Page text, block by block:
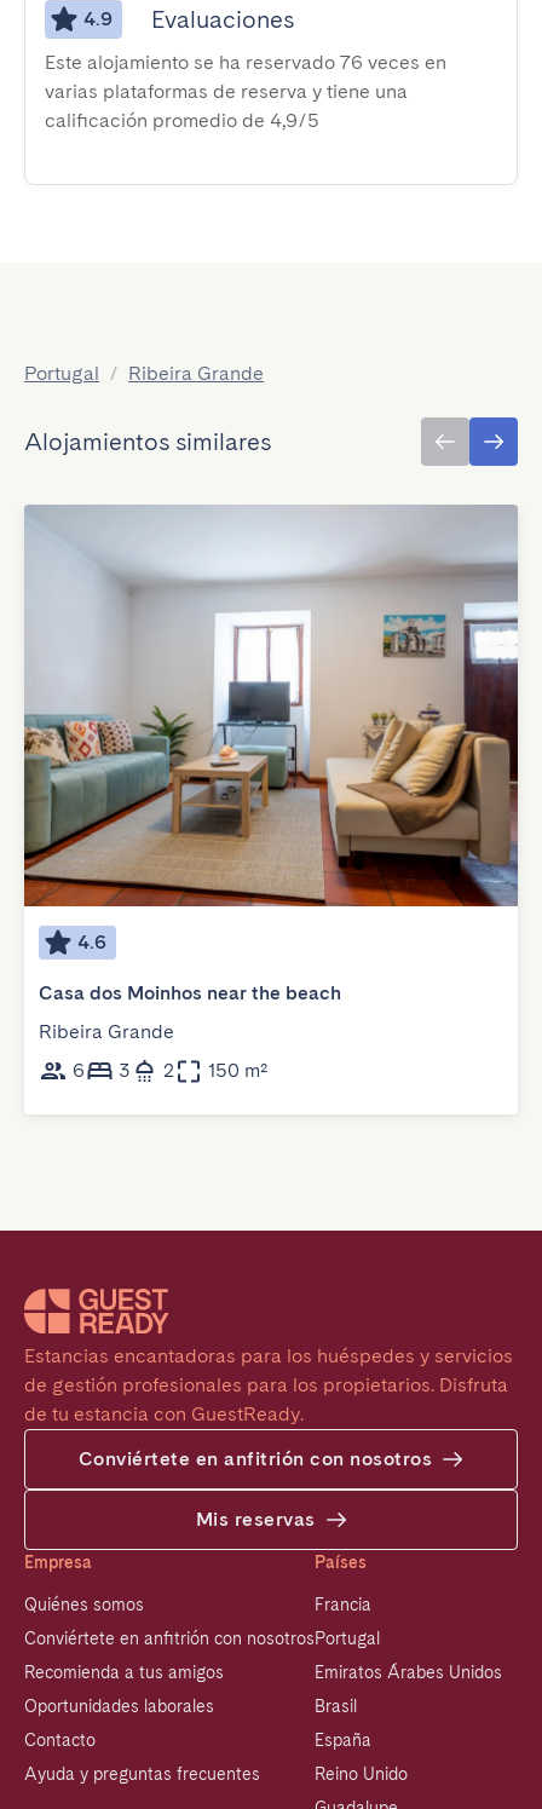
4.9 Evaluaciones
Este alojamiento se ha reservado 76 veces en
varias plataformas de reserva y tiene una
calificación promedio de 4,9/5
Portugal / Ribeira Grande
Alojamientos similares
4.6
Casa dos Moinhos near the beach
Ribeira Grande
6
3 2 150 m²
Estancias encantadoras para los huéspedes y servicios
de gestión profesionales para los propietarios. Disfruta
de tu estancia con GuestReady.
Conviértete en anfitrión con nosotros
Mis reservas
Empresa
Quiénes somos
Conviértete en anfitrión con nosotros
Recomienda a tus amigos
Oportunidades laborales
Contacto
Ayuda y preguntas frecuentes
Países
Francia
Portugal
Emiratos Árabes Unidos
Brasil
España
Reino Unido